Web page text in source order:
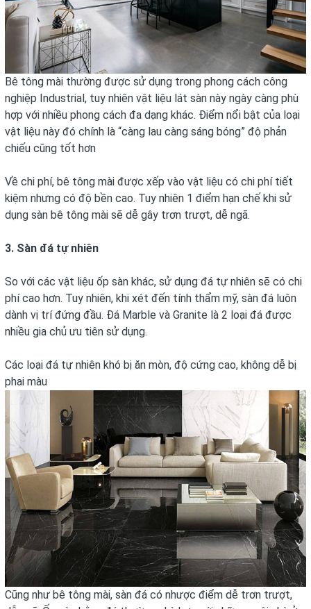
Bê tông mài thường được sử dụng trong phong cách công
nghiệp Industrial, tuy nhiên vật liệu lát sàn này ngày càng phù
hợp với nhiều phong cách đa dạng khác. Điểm nổi bật của loại
vật liệu này đó chính là “càng lau càng sáng bóng” độ phản
chiếu cũng tốt hơn
Về chi phí, bê tông mài được xếp vào vật liệu có chi phí tiết
kiệm nhưng có độ bền cao. Tuy nhiên 1 điểm hạn chế khi sử
dụng sàn bê tông mài sẽ dễ gây trơn trượt, dễ ngã.
3. Sàn đá tự nhiên
So với các vật liệu ốp sàn khác, sử dụng đá tự nhiên sẽ có chi
phí cao hơn. Tuy nhiên, khi xét đến tính thẩm mỹ, sàn đá luôn
dành vị trí đứng đầu. Đá Marble và Granite là 2 loại đá được
nhiều gia chủ ưu tiên sử dụng.
Các loại đá tự nhiên khó bị ăn mòn, độ cứng cao, không dễ bị
phai màu
Cũng như bê tông mài, sàn đá có nhược điểm dễ trơn trượt,